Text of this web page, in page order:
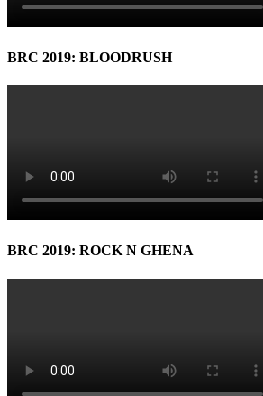
BRC 2019: BLOODRUSH
BRC 2019: ROCK N GHENA